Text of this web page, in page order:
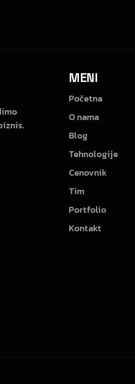
MENI
Početna
O nama
Blog
Tehnologije
Cenovnik
Tim
Portfolio
Kontakt